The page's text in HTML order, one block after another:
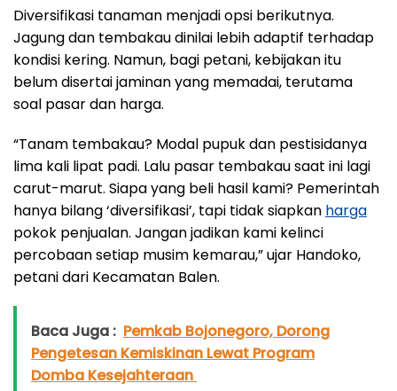
Diversifikasi tanaman menjadi opsi berikutnya.
Jagung dan tembakau dinilai lebih adaptif terhadap
kondisi kering. Namun, bagi petani, kebijakan itu
belum disertai jaminan yang memadai, terutama
soal pasar dan harga.
“Tanam tembakau? Modal pupuk dan pestisidanya
lima kali lipat padi. Lalu pasar tembakau saat ini lagi
carut-marut. Siapa yang beli hasil kami? Pemerintah
hanya bilang ‘diversifikasi’, tapi tidak siapkan harga
pokok penjualan. Jangan jadikan kami kelinci
percobaan setiap musim kemarau,” ujar Handoko,
petani dari Kecamatan Balen.
Baca Juga : Pemkab Bojonegoro, Dorong
Pengetesan Kemiskinan Lewat Program
Domba Kesejahteraan